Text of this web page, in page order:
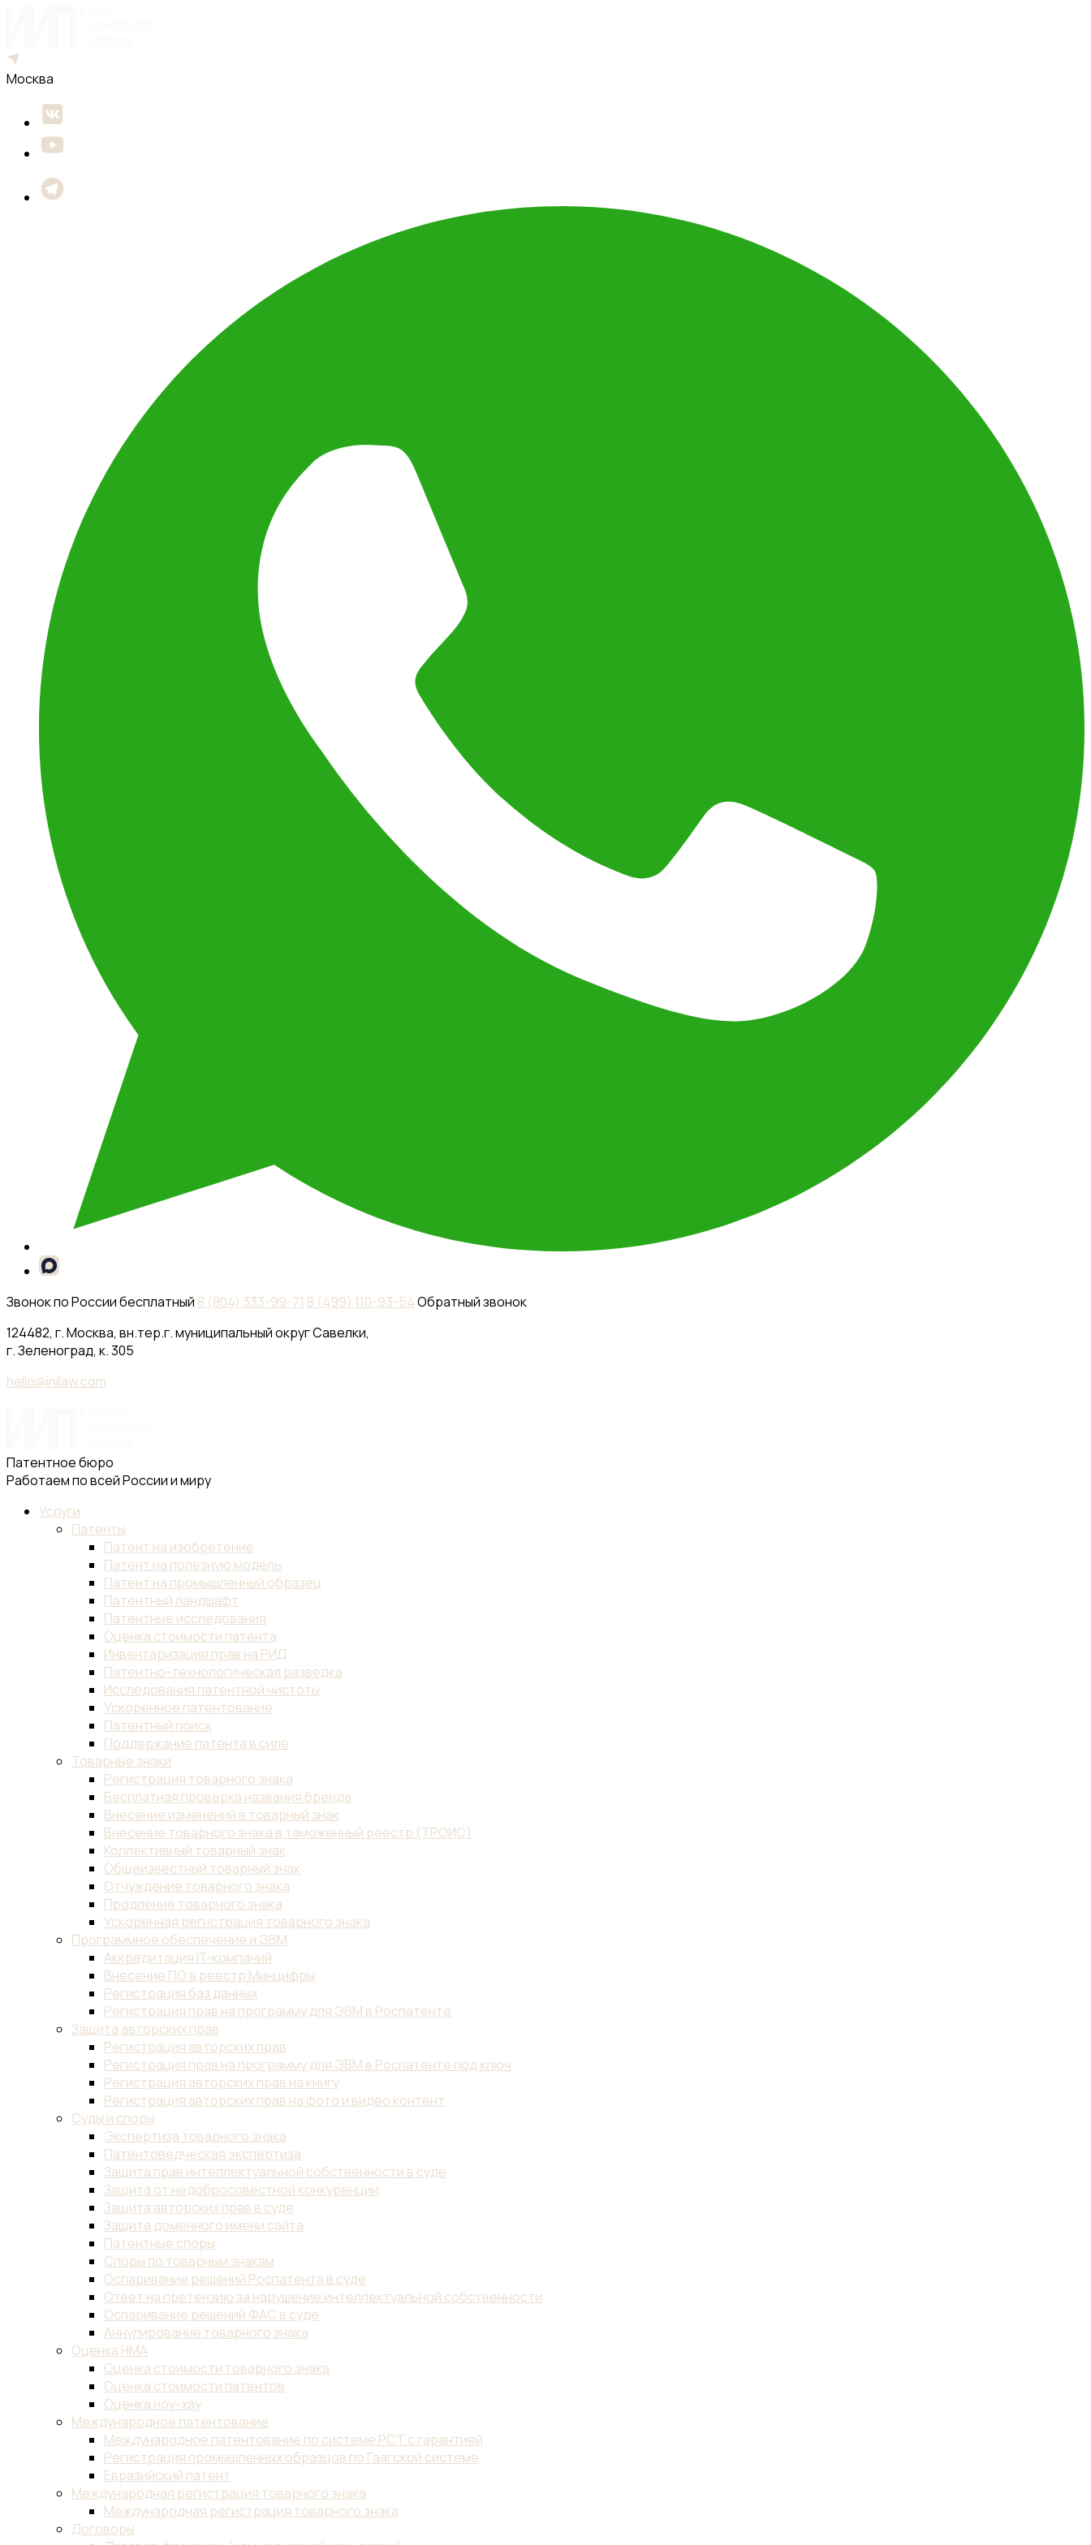
Москва
Звонок по России бесплатный 8 (804) 333-99-71 8 (499) 110-93-54Обратный звонок
124482, г. Москва, вн.тер.г. муниципальный округ Савелки,
г. Зеленоград, к. 305
hello@inilaw.com
Патентное бюро
Работаем по всей России и миру
Услуги
Патенты
Патент на изобретение
Патент на полезную модель
Патент на промышленный образец
Патентный ландшафт
Патентные исследования
Оценка стоимости патента
Инвентаризация прав на РИД
Патентно-технологическая разведка
Исследования патентной чистоты
Ускоренное патентование
Патентный поиск
Поддержание патента в силе
Товарные знаки
Регистрация товарного знака
Бесплатная проверка названия бренда
Внесение изменений в товарный знак
Внесение товарного знака в таможенный реестр (ТРОИС)
Коллективный товарный знак
Общеизвестный товарный знак
Отчуждение товарного знака
Продление товарного знака
Ускоренная регистрация товарного знака
Программное обеспечение и ЭВМ
Аккредитация IT-компаний
Внесение ПО в реестр Минцифры
Регистрация баз данных
Регистрация прав на программу для ЭВМ в Роспатенте
Защита авторских прав
Регистрация авторских прав
Регистрация прав на программу для ЭВМ в Роспатенте под ключ
Регистрация авторских прав на книгу
Регистрация авторских прав на фото и видео контент
Суды и споры
Экспертиза товарного знака
Патентоведческая экспертиза
Защита прав интеллектуальной собственности в суде
Защита от недобросовестной конкуренции
Защита авторских прав в суде
Защита доменного имени сайта
Патентные споры
Споры по товарным знакам
Оспаривание решений Роспатента в суде
Ответ на претензию за нарушение интеллектуальной собственности
Оспаривание решений ФАС в суде
Аннулирование товарного знака
Оценка НМА
Оценка стоимости товарного знака
Оценка стоимости патентов
Оценка ноу-хау
Международное патентование
Международное патентование по системе PCT с гарантией
Регистрация промышленных образцов по Гаагской системе
Евразийский патент
Международная регистрация товарного знака
Международная регистрация товарного знака
Договоры